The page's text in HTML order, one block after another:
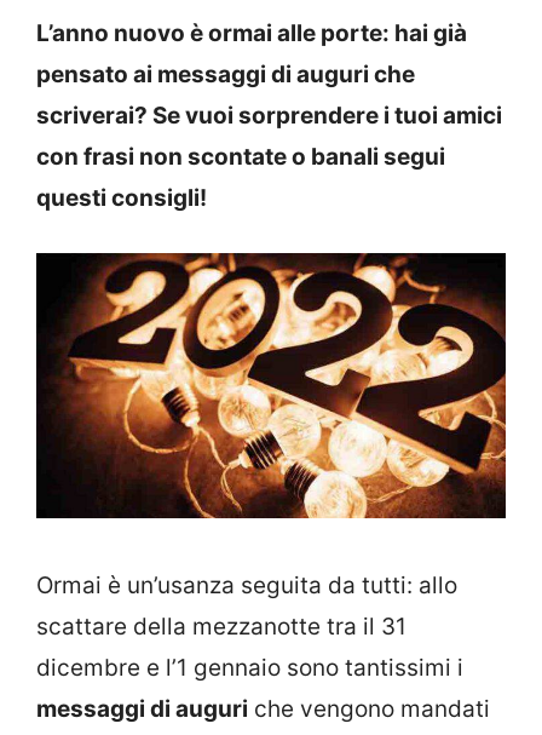
L’anno nuovo è ormai alle porte: hai già
pensato ai messaggi di auguri che
scriverai? Se vuoi sorprendere i tuoi amici
con frasi non scontate o banali segui
questi consigli!
Ormai è un’usanza seguita da tutti: allo
scattare della mezzanotte tra il 31
dicembre e l’1 gennaio sono tantissimi i
messaggi di auguri che vengono mandati